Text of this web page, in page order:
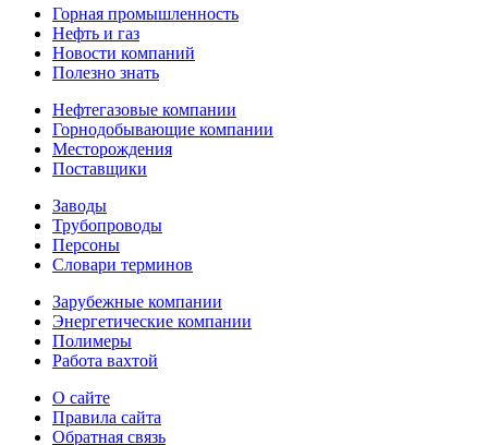
Горная промышленность
Нефть и газ
Новости компаний
Полезно знать
Нефтегазовые компании
Горнодобывающие компании
Месторождения
Поставщики
Заводы
Трубопроводы
Персоны
Словари терминов
Зарубежные компании
Энергетические компании
Полимеры
Работа вахтой
О сайте
Правила сайта
Обратная связь